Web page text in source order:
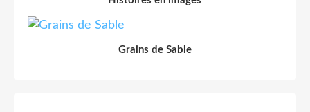
Grains de Sable